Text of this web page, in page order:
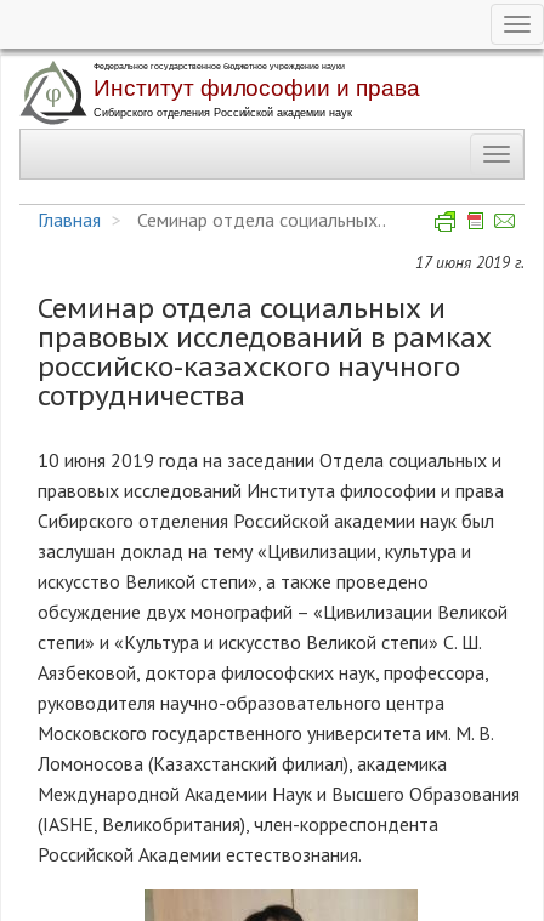
Перейти
основному
Главная
Семинар отдела социальных..
17 июня 2019 г.
Семинар отдела социальных и
правовых исследований в рамках
российско-казахского научного
сотрудничества
10 июня 2019 года на заседании Отдела социальных и
правовых исследований Института философии и права
Сибирского отделения Российской академии наук был
заслушан доклад на тему «Цивилизации, культура и
искусство Великой степи», а также проведено
обсуждение двух монографий – «Цивилизации Великой
степи» и «Культура и искусство Великой степи» С. Ш.
Аязбековой, доктора философских наук, профессора,
руководителя научно-образовательного центра
Московского государственного университета им. М. В.
Ломоносова (Казахстанский филиал), академика
Международной Академии Наук и Высшего Образования
(IASHE, Великобритания), член-корреспондента
Российской Академии естествознания.